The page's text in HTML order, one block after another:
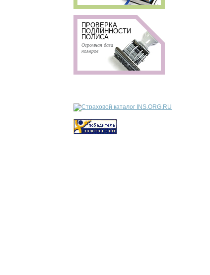
ПРОВЕРКА
ПОДЛИННОСТИ
ПОЛИСА
Огромная база
номеров